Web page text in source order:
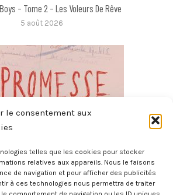
le consentement aux
telles que les cookies pour stocker
relatives aux appareils. Nous le faisons
de navigation et pour afficher des publicités
à ces technologies nous permettra de traiter
– Tome 2 – Les Voleurs De Rêve
5 août 2026
La Promesse
4 août 2026